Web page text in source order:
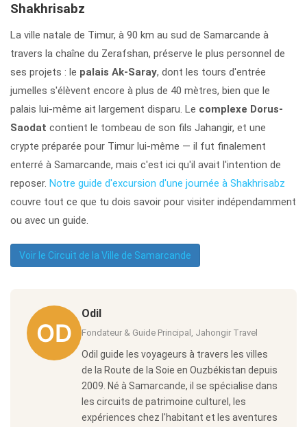
Shakhrisabz
La ville natale de Timur, à 90 km au sud de Samarcande à
travers la chaîne du Zerafshan, préserve le plus personnel de
ses projets : le palais Ak-Saray, dont les tours d'entrée
jumelles s'élèvent encore à plus de 40 mètres, bien que le
palais lui-même ait largement disparu. Le complexe Dorus-
Saodat contient le tombeau de son fils Jahangir, et une
crypte préparée pour Timur lui-même — il fut finalement
enterré à Samarcande, mais c'est ici qu'il avait l'intention de
reposer. Notre guide d'excursion d'une journée à Shakhrisabz
couvre tout ce que tu dois savoir pour visiter indépendamment
ou avec un guide.
Voir le Circuit de la Ville de Samarcande
Odil
Fondateur & Guide Principal, Jahongir Travel
Odil guide les voyageurs à travers les villes
de la Route de la Soie en Ouzbékistan depuis
2009. Né à Samarcande, il se spécialise dans
les circuits de patrimoine culturel, les
expériences chez l'habitant et les aventures